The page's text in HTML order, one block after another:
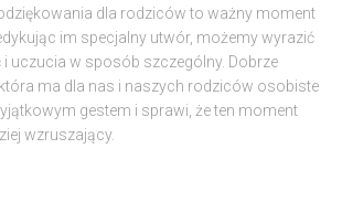
dla rodziców to ważny moment
im specjalny utwór, możemy wyrazić
uczucia w sposób szczególny. Dobrze
ma dla nas i naszych rodziców osobiste
gestem i sprawi, że ten moment
wzruszający.